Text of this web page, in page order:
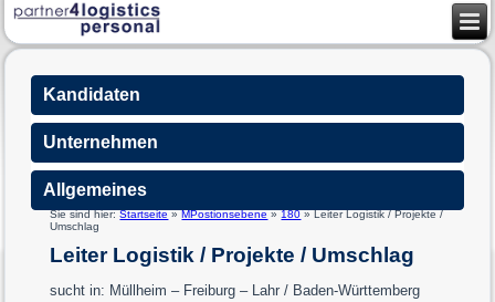
Kandidaten
Unternehmen
Allgemeines
Sie sind hier:Startseite » MPostionsebene »180 » Leiter Logistik / Projekte /
Umschlag
Leiter Logistik / Projekte / Umschlag
sucht in: Müllheim – Freiburg – Lahr / Baden-Württemberg